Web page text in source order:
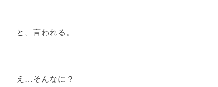
と、言われる。
え…そんなに？